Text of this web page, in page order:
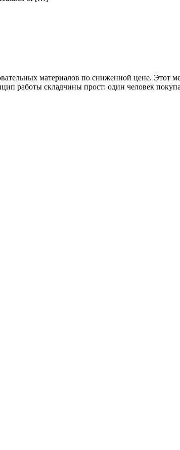
материалов по сниженной цене. Этот
работы складчины прост: один человек